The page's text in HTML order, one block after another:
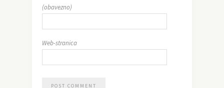
(obavezno)
Web-stranica